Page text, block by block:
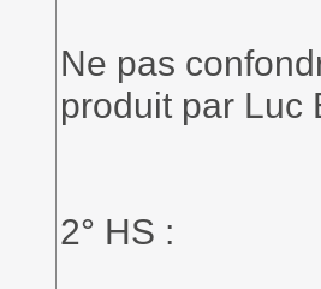
Ne pas
produit par Luc
2° HS :